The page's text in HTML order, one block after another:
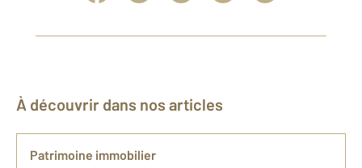
À découvrir dans nos articles
Patrimoine immobilier